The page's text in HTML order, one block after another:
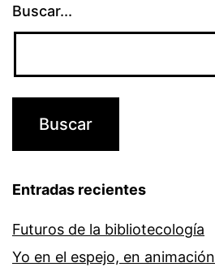
Buscar...
Entradas recientes
Futuros de la bibliotecología
Yo en el espejo, en animación